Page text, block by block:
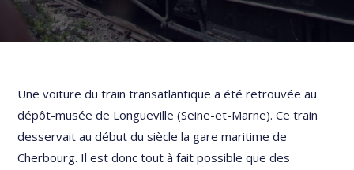
Une voiture du train transatlantique a été retrouvée au
dépôt-musée de Longueville (Seine-et-Marne). Ce train
desservait au début du siècle la gare maritime de
Cherbourg. Il est donc tout à fait possible que des